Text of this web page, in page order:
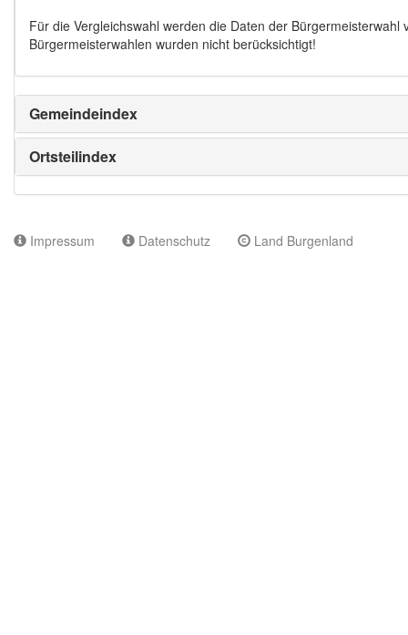
Für die Vergleichswahl werden die Daten der Bürgermeisterwahl
Bürgermeisterwahlen wurden nicht berücksichtigt!
Gemeindeindex
Ortsteilindex
Impressum Datenschutz Land Burgenland